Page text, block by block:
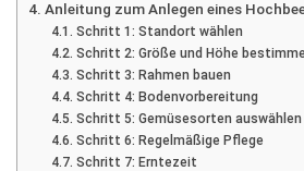
Anleitung zum Anlegen eines
Schritt 1: Standort wählen
Schritt 2: Größe und Höhe
Schritt 3: Rahmen bauen
Schritt 4: Bodenvorbereitung
Schritt 5: Gemüsesorten
Schritt 6: Regelmäßige Pflege
Schritt 7: Erntezeit